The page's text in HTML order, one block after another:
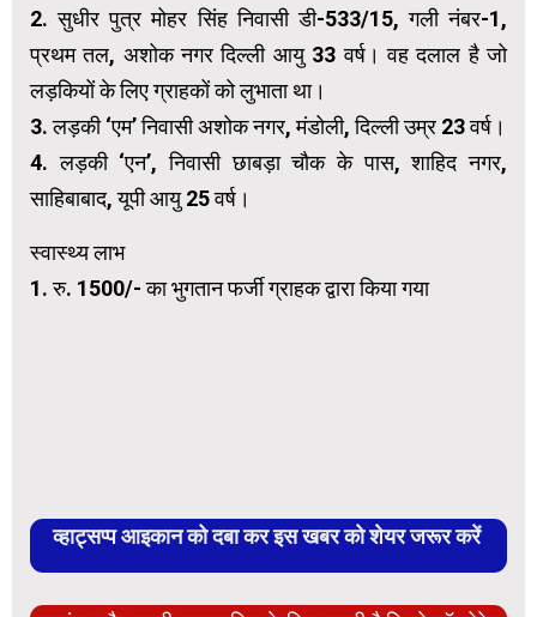
2. सुधीर पुत्र मोहर सिंह निवासी डी-533/15, गली नंबर-1,
प्रथम तल, अशोक नगर दिल्ली आयु 33 वर्ष। वह दलाल है जो
लड़कियों के लिए ग्राहकों को लुभाता था।
3. लड़की ‘एम’ निवासी अशोक नगर, मंडोली, दिल्ली उम्र 23 वर्ष।
4. लड़की ‘एन’, निवासी छाबड़ा चौक के पास, शाहिद नगर,
साहिबाबाद, यूपी आयु 25 वर्ष।
स्वास्थ्य लाभ
1. रु. 1500/- का भुगतान फर्जी ग्राहक द्वारा किया गया
व्हाट्सप्प आइकान को दबा कर इस खबर को शेयर जरूर करें